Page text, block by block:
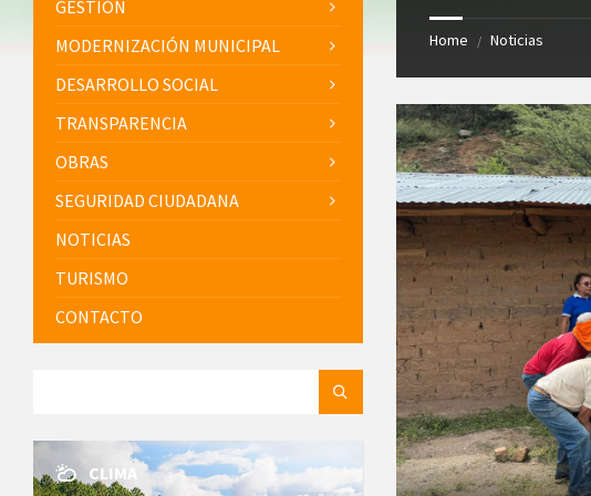
Home / Noticias
GESTIÓN
MODERNIZACIÓN MUNICIPAL
DESARROLLO SOCIAL
TRANSPARENCIA
OBRAS
SEGURIDAD CIUDADANA
NOTICIAS
TURISMO
CONTACTO
CLIMA